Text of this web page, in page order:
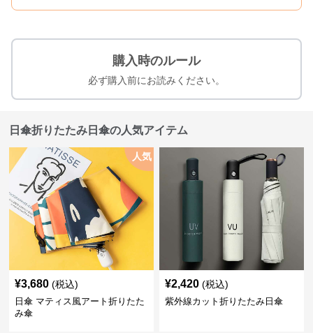
購入時のルール
必ず購入前にお読みください。
日傘折りたたみ日傘の人気アイテム
人気
¥3,680 (税込)
日傘 マティス風アート折りたた
み傘
¥2,420 (税込)
紫外線カット折りたたみ日傘